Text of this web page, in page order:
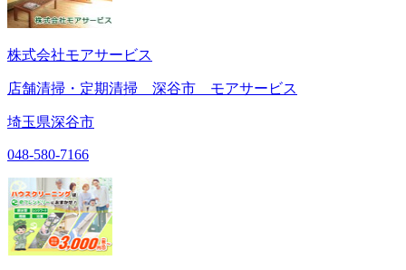
株式会社モアサービス
店舗清掃・定期清掃 深谷市 モアサービス
埼玉県深谷市
048-580-7166